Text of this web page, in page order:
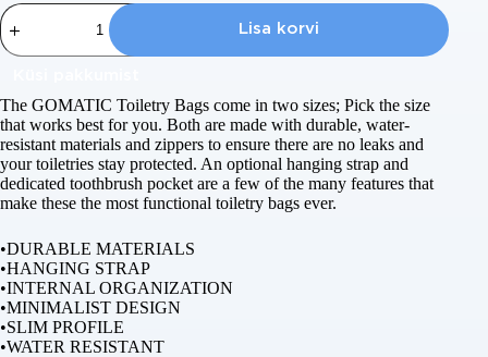
Gomatic
Toiletry
Bag
V2
kogus
Lisa korvi
Täisnimi
E-post
The GOMATIC Toiletry Bags come in two sizes; Pick the size
that works best for you. Both are made with durable, water-
resistant materials and zippers to ensure there are no leaks and
your toiletries stay protected. An optional hanging strap and
dedicated toothbrush pocket are a few of the many features that
make these the most functional toiletry bags ever.
•DURABLE MATERIALS
•HANGING STRAP
•INTERNAL ORGANIZATION
•MINIMALIST DESIGN
•SLIM PROFILE
•WATER RESISTANT